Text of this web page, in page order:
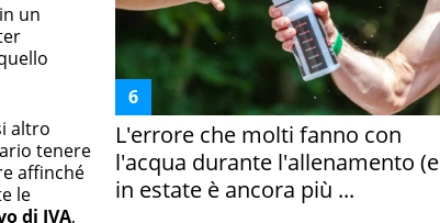
un
altro
tenere
affinché
le
di IVA,
L'errore che molti fanno con
l'acqua durante l'allenamento (e
in estate è ancora più ...